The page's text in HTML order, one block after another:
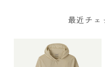
最近チェ